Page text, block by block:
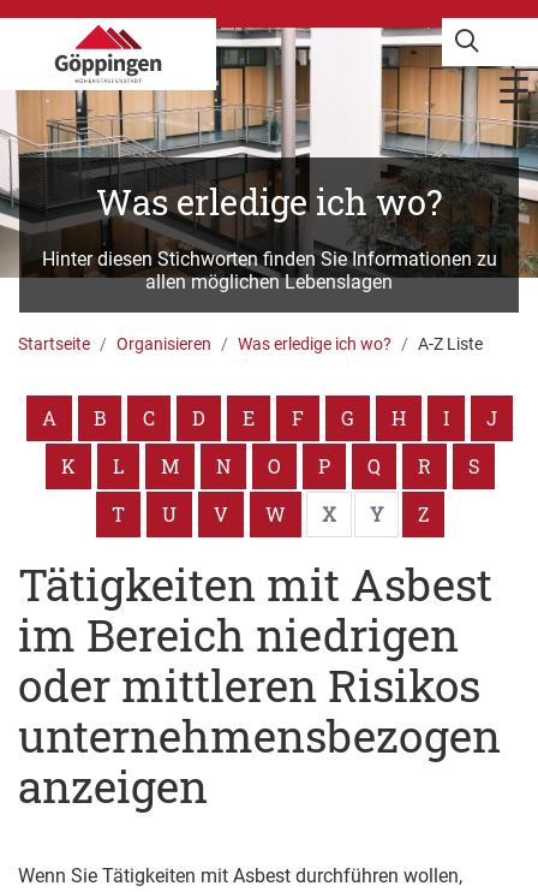
Was erledige ich wo?
Hinter diesen Stichworten finden Sie Informationen zu
allen möglichen Lebenslagen
Startseite Organisieren Was erledige ich wo? A-Z Liste
A B C D E F G H I
J
K
L M N O P Q R
S
T
U V W X Y Z
Tätigkeiten mit Asbest
im Bereich niedrigen
oder mittleren Risikos
unternehmensbezogen
anzeigen
Wenn Sie Tätigkeiten mit Asbest durchführen wollen,